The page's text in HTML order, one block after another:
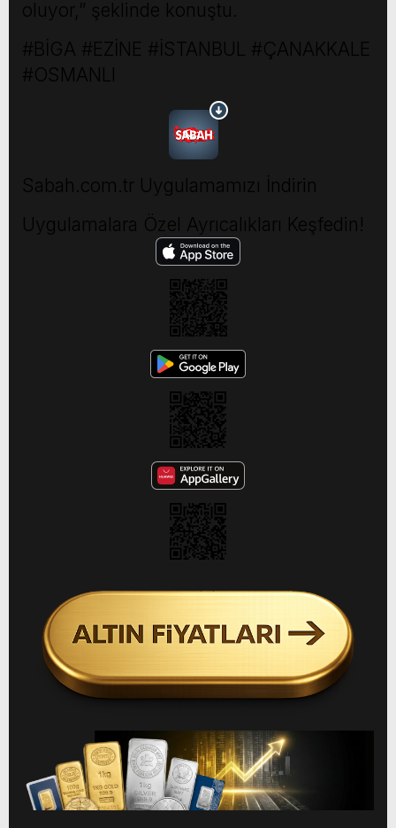
oluyor,” şeklinde konuştu.
#BİGA #EZİNE #İSTANBUL #ÇANAKKALE
#OSMANLI
Sabah.com.tr Uygulamamızı İndirin
Uygulamalara Özel Ayrıcalıkları Keşfedin!